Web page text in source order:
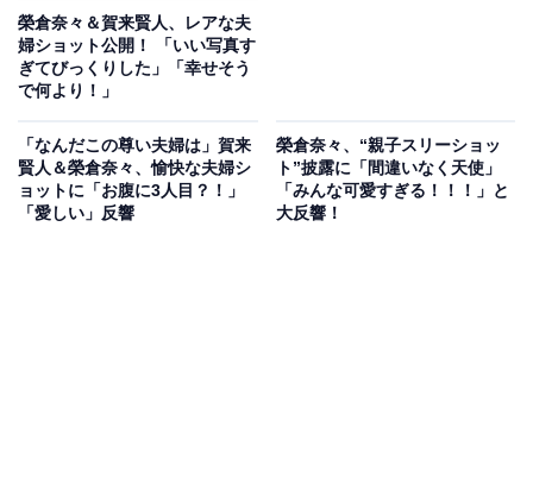
榮倉奈々＆賀来賢人、レアな夫
婦ショット公開！ 「いい写真す
ぎてびっくりした」「幸せそう
で何より！」
「なんだこの尊い夫婦は」賀来
賢人＆榮倉奈々、愉快な夫婦シ
ョットに「お腹に3人目？！」
「愛しい」反響
榮倉奈々、“親子スリーショッ
ト”披露に「間違いなく天使」
「みんな可愛すぎる！！！」と
大反響！